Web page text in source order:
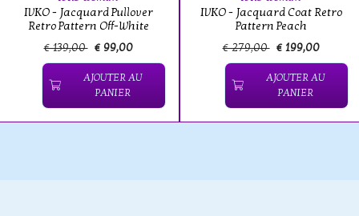
IVKO - Jacquard Pullover
Retro Pattern Off-White
€ 139,00 € 99,00
AJOUTER AU
PANIER
IVKO - Jacquard Coat Retro
Pattern Peach
€ 279,00 € 199,00
AJOUTER AU
PANIER